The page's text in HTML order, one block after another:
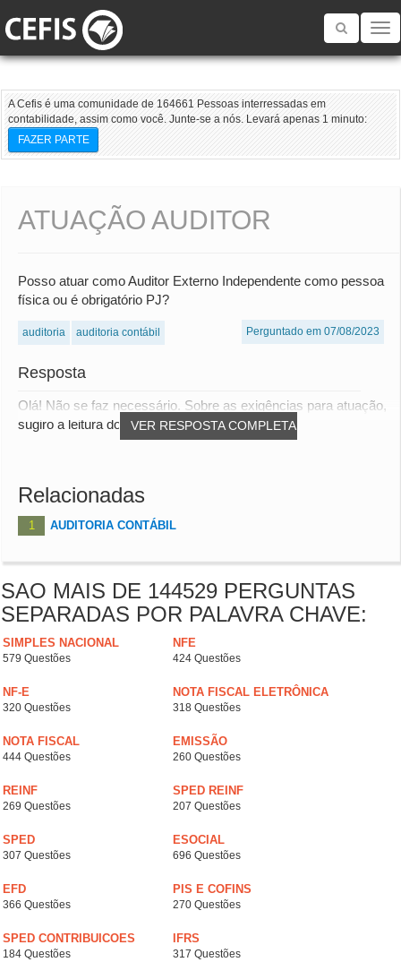
Toggle
A Cefis é uma comunidade de 164661 Pessoas interressadas em
contabilidade, assim como você. Junte-se a nós. Levará apenas 1 minuto:
FAZER PARTE
ATUAÇÃO AUDITOR
Posso atuar como Auditor Externo Independente como pessoa
física ou é obrigatório PJ?
auditoria auditoria contábil Perguntado em 07/08/2023
Resposta
VER RESPOSTA COMPLETA
Olá! Não se faz necessário. Sobre as exigências para atuação,
sugiro a leitura do conteúdo abaixo qu...
Relacionadas
1 AUDITORIA CONTÁBIL
SAO MAIS DE 144529 PERGUNTAS
SEPARADAS POR PALAVRA CHAVE:
SIMPLES NACIONAL
579 Questões
NFE
424 Questões
NF-E
320 Questões
NOTA FISCAL ELETRÔNICA
318 Questões
NOTA FISCAL
444 Questões
EMISSÃO
260 Questões
REINF
269 Questões
SPED REINF
207 Questões
SPED
307 Questões
ESOCIAL
696 Questões
EFD
366 Questões
PIS E COFINS
270 Questões
SPED CONTRIBUICOES
184 Questões
IFRS
317 Questões